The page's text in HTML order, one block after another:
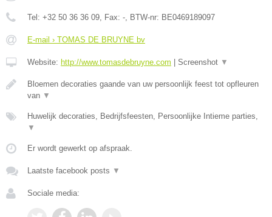
Tel: +32 50 36 36 09, Fax: -, BTW-nr: BE0469189097
E-mail › TOMAS DE BRUYNE bv
Website: http://www.tomasdebruyne.com Screenshot ▼
Bloemen decoraties gaande van uw persoonlijk feest tot opfleuren
van ▼
Huwelijk decoraties, Bedrijfsfeesten, Persoonlijke Intieme parties,
▼
Er wordt gewerkt op afspraak.
Laatste facebook posts ▼
Sociale media: